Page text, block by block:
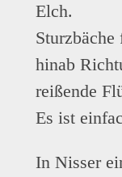
Elch.
hinab
reißende
Es ist
In Nisser